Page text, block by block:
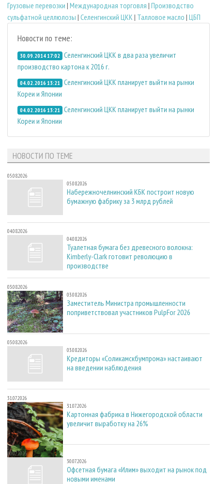
Грузовые перевозки | Международная торговля | Производство
сульфатной целлюлозы | Селенгинский ЦКК | Талловое масло | ЦБП
Новости по теме:
30.09.2014 17:02 Селенгинский ЦКК в два раза увеличит
производство картона к 2016 г.
04.02.2016 13:21 Селенгинский ЦКК планирует выйти на рынки
Кореи и Японии
04.02.2016 13:21 Селенгинский ЦКК планирует выйти на рынки
Кореи и Японии
НОВОСТИ ПО ТЕМЕ
05.08.2026
05.08.2026
Набережночелнинский КБК построит новую
бумажную фабрику за 3 млрд рублей
04.08.2026
04.08.2026
Туалетная бумага без древесного волокна:
Kimberly-Clark готовит революцию в
производстве
03.08.2026
03.08.2026
Заместитель Министра промышленности
поприветствовал участников PulpFor 2026
03.08.2026
03.08.2026
Кредиторы «Соликамскбумпрома» настаивают
на введении наблюдения
31.07.2026
31.07.2026
Картонная фабрика в Нижегородской области
увеличит выработку на 26%
30.07.2026
30.07.2026
Офсетная бумага «Илим» выходит на рынок под
новыми именами